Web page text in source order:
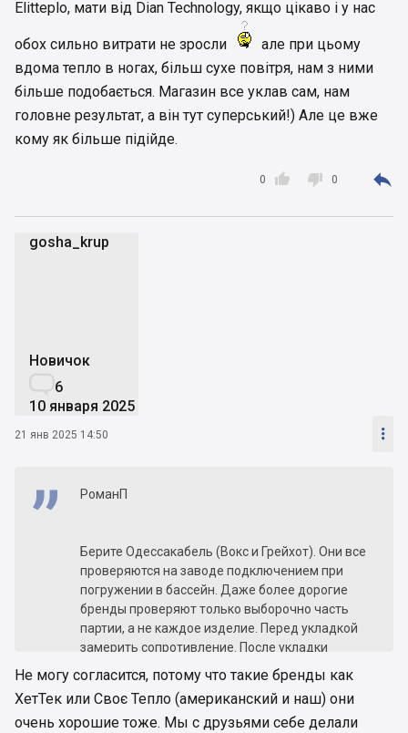
Elitteplo, мати від Dian Technology, якщо цікаво і у нас
обох сильно витрати не зросли
але при цьому
вдома тепло в ногах, більш сухе повітря, нам з ними
більше подобається. Магазин все уклав сам, нам
головне результат, а він тут суперський!) Але це вже
кому як більше підійде.

0  0 
gosha_krup
Новичок
6
10 января 2025
21 янв 2025 14:50 
РоманП
Берите Одессакабель (Вокс и Грейхот). Они все
проверяются на заводе подключением при
погружении в бассейн. Даже более дорогие
бренды проверяют только выборочно часть
партии, а не каждое изделие. Перед укладкой
замерить сопротивление. После укладки
убедиться, что оно не поменялось. Вместе с
кабелем замуровать армирующую сетку против
трещин, в раствор добавить микрофибры
немножко. Подключить через УЗО. И на
Не могу согласится, потому что такие бренды как
ХетТек или Своє Тепло (американский и наш) они
очень хорошие тоже. Мы с друзьями себе делали